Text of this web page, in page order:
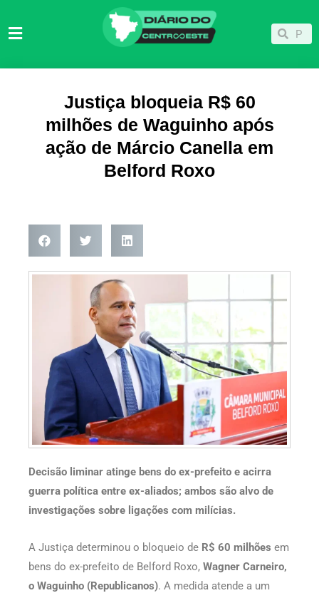
para
Pesquisar
Justiça bloqueia R$ 60
milhões de Waguinho após
ação de Márcio Canella em
Belford Roxo
Decisão liminar atinge bens do ex-prefeito e acirra
guerra política entre ex-aliados; ambos são alvo de
investigações sobre ligações com milícias.
A Justiça determinou o bloqueio de R$ 60 milhões em
bens do ex-prefeito de Belford Roxo, Wagner Carneiro,
o Waguinho (Republicanos). A medida atende a um